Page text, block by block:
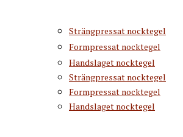
Strängpressat nocktegel
Formpressat nocktegel
Handslaget nocktegel
Strängpressat nocktegel
Formpressat nocktegel
Handslaget nocktegel